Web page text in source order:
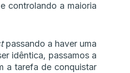
controlando a maioria
passando a haver uma
idêntica, passamos a
a tarefa de conquistar